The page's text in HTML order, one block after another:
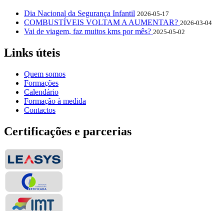
Dia Nacional da Segurança Infantil 2026-05-17
COMBUSTÍVEIS VOLTAM A AUMENTAR? 2026-03-04
Vai de viagem, faz muitos kms por mês? 2025-05-02
Links úteis
Quem somos
Formações
Calendário
Formação à medida
Contactos
Certificações e parcerias